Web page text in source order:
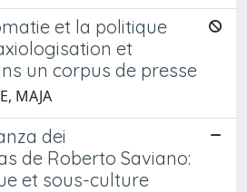
et la politique
et
un corpus de presse
MAJA
dei
de Roberto Saviano:
et sous-culture